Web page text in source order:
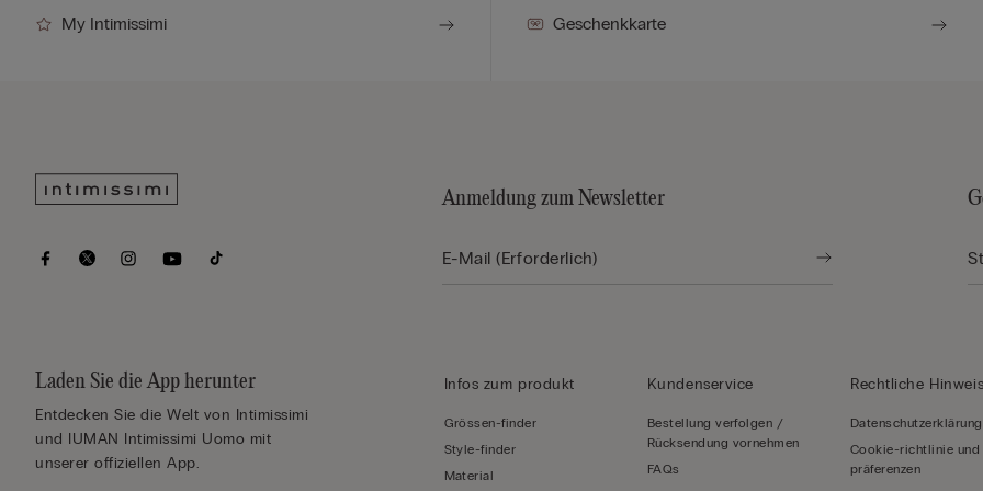
My Intimissimi Geschenkkarte
Laden Sie die App herunter
Entdecken Sie die Welt von Intimissimi
und IUMAN Intimissimi Uomo mit
unserer offiziellen App.
Anmeldung zum Newsletter
Infos zum produkt
Grössen-finder
Style-finder
Material
Kundenservice
Bestellung verfolgen /
Rücksendung vornehmen
FAQs
Rechtliche
Datenschutzerklärung
Cookie-richtlinie und
präferenzen